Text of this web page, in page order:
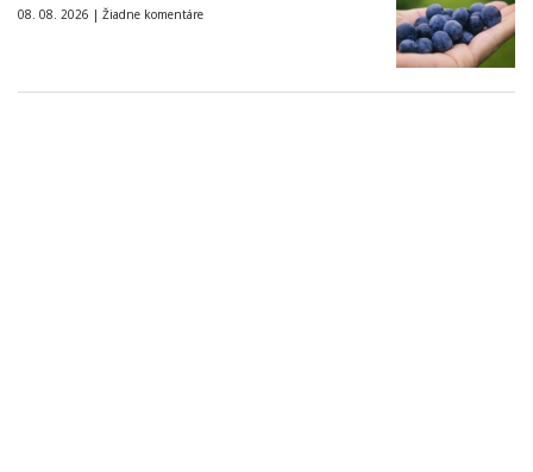
08. 08. 2026 | Žiadne komentáre